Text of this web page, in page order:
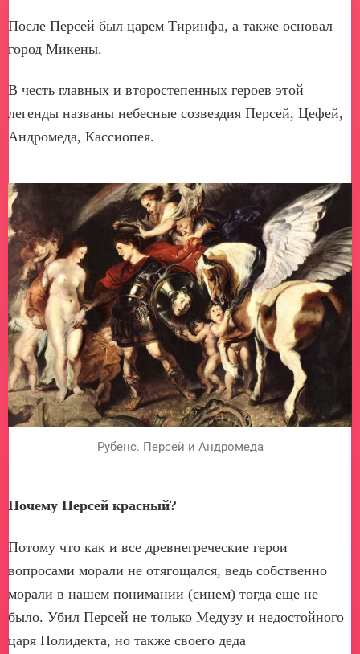
После Персей был царем Тиринфа, а также основал
город Микены.
В честь главных и второстепенных героев этой
легенды названы небесные созвездия Персей, Цефей,
Андромеда, Кассиопея.
Рубенс. Персей и Андромеда
Почему Персей красный?
Потому что как и все древнегреческие герои
вопросами морали не отягощался, ведь собственно
морали в нашем понимании (синем) тогда еще не
было. Убил Персей не только Медузу и недостойного
царя Полидекта, но также своего деда